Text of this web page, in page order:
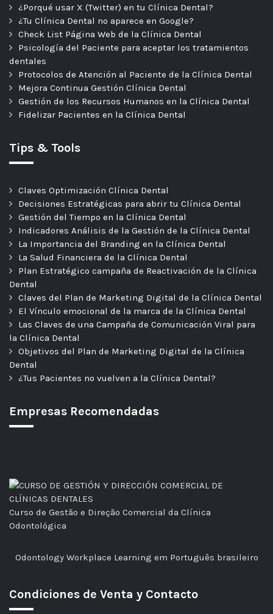
¿Porqué usar X (Twitter) en tu Clínica Dental?
¿Tu Clínica Dental no aparece en Google?
Check List Página Web de la Clínica Dental
Psicología del Paciente para aceptar los tratamientos
dentales
Protocolos de Atención al Paciente de la Clínica Dental
Mejora Continua Gestión Clínica Dental
Gestión de los Recursos Humanos en la Clínica Dental
Fidelizar Pacientes en la Clínica Dental
Tips & Tools
Claves Optimización Clínica Dental
Decisiones Estratégicas para abrir tu Clínica Dental
Gestión del Tiempo en la Clínica Dental
Indicadores Análisis de la Gestión de la Clínica Dental
La Importancia del Branding en la Clínica Dental
La Salud Financiera de la Clínica Dental
Plan Estratégico campaña de Reactivación de la Clínica
Dental
Claves del Plan de Marketing Digital de la Clínica Dental
El Vínculo emocional de la marca de la Clínica Dental
Las Claves de una Campaña de Comunicación Viral para
la Clínica Dental
Objetivos del Plan de Marketing Digital de la Clínica
Dental
¿Tus Pacientes no vuelven a la Clínica Dental?
Empresas Recomendadas
Curso de Gestão e Direção Comercial da Clínica
Odontológica
Odontology Workplace Learning em Português brasileiro
Condiciones de Venta y Contacto